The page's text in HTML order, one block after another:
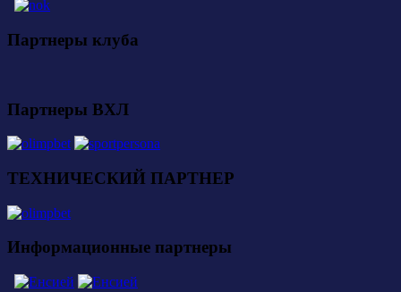
Партнеры клуба
Партнеры ВХЛ
ТЕХНИЧЕСКИЙ ПАРТНЕР
Информационные партнеры